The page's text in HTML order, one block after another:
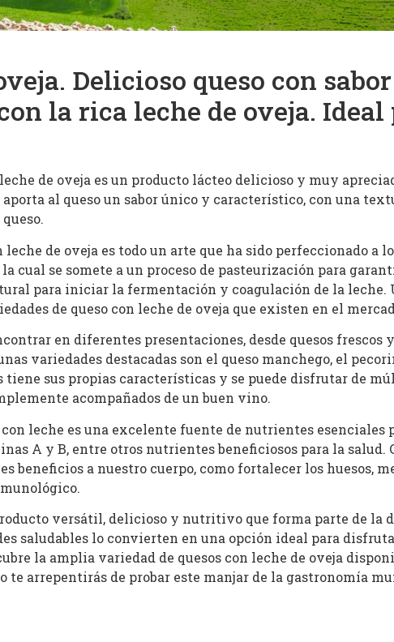
Delicioso queso con
la rica leche de oveja.
leche de oveja es un producto lácteo delicioso y muy
al queso un sabor único y característico, con una
de oveja es todo un arte que ha sido perfeccionado a
cual se somete a un proceso de pasteurización para
para iniciar la fermentación y coagulación de la leche.
de queso con leche de oveja que existen en el
en diferentes presentaciones, desde quesos frescos
variedades destacadas son el queso manchego, el
tiene sus propias características y se puede disfrutar de
acompañados de un buen vino.
leche es una excelente fuente de nutrientes esenciales
A y B, entre otros nutrientes beneficiosos para la salud.
beneficios a nuestro cuerpo, como fortalecer los huesos,
versátil, delicioso y nutritivo que forma parte de la
saludables lo convierten en una opción ideal para
la amplia variedad de quesos con leche de oveja
te arrepentirás de probar este manjar de la gastronomía